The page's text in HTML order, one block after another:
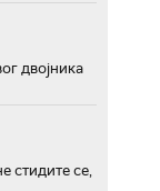
двојника
стидите се,